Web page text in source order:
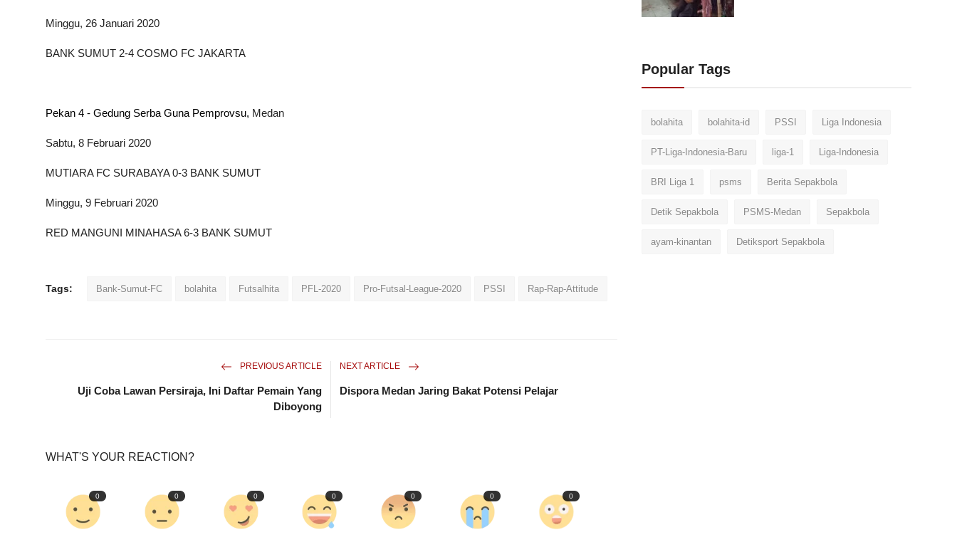
Minggu, 26 Januari 2020
BANK SUMUT 2-4 COSMO FC JAKARTA
Pekan 4 - Gedung Serba Guna Pemprovsu, Medan
Sabtu, 8 Februari 2020
MUTIARA FC SURABAYA 0-3 BANK SUMUT
Minggu, 9 Februari 2020
RED MANGUNI MINAHASA 6-3 BANK SUMUT
Tags: Bank-Sumut-FC bolahita Futsalhita PFL-2020 Pro-Futsal-League-2020 PSSI Rap-Rap-Attitude
PREVIOUS ARTICLE
Uji Coba Lawan Persiraja, Ini Daftar Pemain Yang
Diboyong
NEXT ARTICLE
Dispora Medan Jaring Bakat Potensi Pelajar
WHAT'S YOUR REACTION?
0 0 0 0 0 0 0
Popular Tags
bolahita bolahita-id PSSI Liga Indonesia
PT-Liga-Indonesia-Baru liga-1 Liga-Indonesia
BRI Liga 1 psms Berita Sepakbola
Detik Sepakbola PSMS-Medan Sepakbola
ayam-kinantan Detiksport Sepakbola